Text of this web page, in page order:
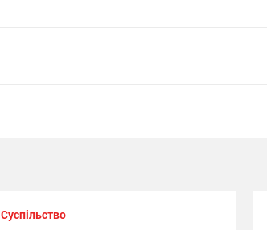
Суспільство